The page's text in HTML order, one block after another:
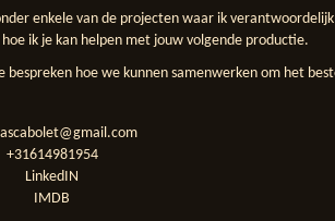
enkele van de projecten waar ik
ik je kan helpen met jouw volgende productie.
hoe we kunnen samenwerken om het
+31614981954
LinkedIN
IMDB